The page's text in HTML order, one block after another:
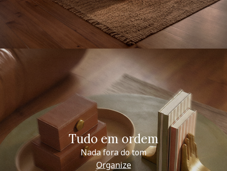
Tudo em ordem
Nada fora do tom
Organize